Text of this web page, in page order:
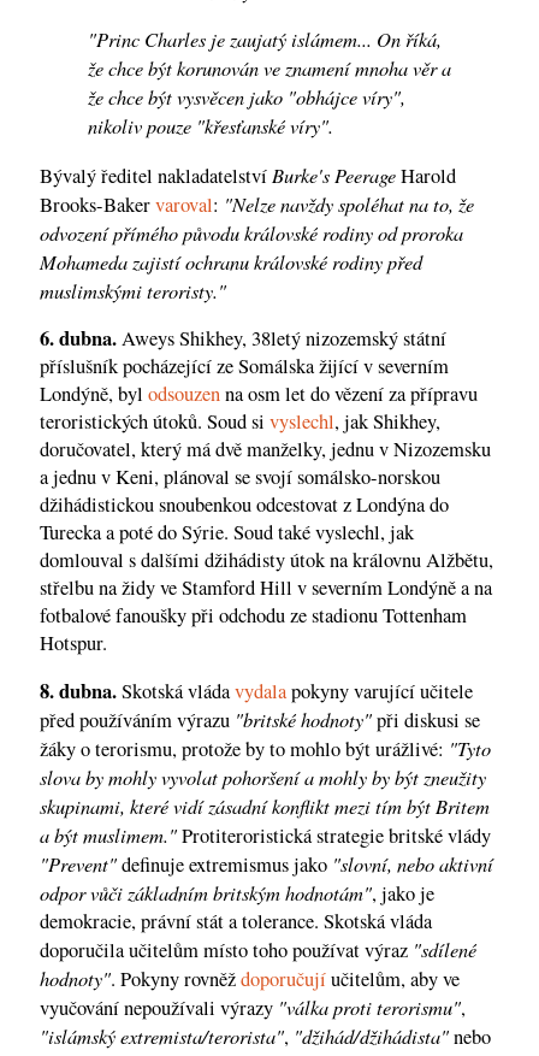
"Princ Charles je zaujatý islámem... On říká,
že chce být korunován ve znamení mnoha věr a
že chce být vysvěcen jako "obhájce víry",
nikoliv pouze "křesťanské víry".
Bývalý ředitel nakladatelství Burke's PeerageHarold
Brooks-Bakervaroval: "Nelze navždy spoléhat na to, že
odvození přímého původu královské rodiny od proroka
Mohameda zajistí ochranu královské rodiny před
muslimskými teroristy."
6. dubna.Aweys Shikhey, 38letý nizozemský státní
příslušník pocházející ze Somálska žijící v severním
Londýně, byl odsouzenna osm let do vězení za přípravu
teroristických útoků. Soud si vyslechl, jak Shikhey,
doručovatel, který má dvě manželky, jednu v Nizozemsku
a jednu v Keni, plánoval se svojí somálsko-norskou
džihádistickou snoubenkou odcestovat z Londýna do
Turecka a poté do Sýrie. Soud také vyslechl, jak
domlouval s dalšími džihádisty útok na královnu Alžbětu,
střelbu na židy ve Stamford Hill v severním Londýně a na
fotbalové fanoušky při odchodu ze stadionu Tottenham
Hotspur.
8. dubna.Skotská vládavydalapokyny varující učitele
před používáním výrazu "britské hodnoty"při diskusi se
žáky o terorismu, protože by to mohlo být urážlivé: "Tyto
slova by mohly vyvolat pohoršení a mohly by být zneužity
skupinami, které vidí zásadní konflikt mezi tím být Britem
a být muslimem."Protiteroristická strategie britské vlády
"Prevent"definuje extremismus jako "slovní, nebo aktivní
odpor vůči základním britským hodnotám", jako je
demokracie, právní stát a tolerance. Skotská vláda
doporučila učitelům místo toho používat výraz "sdílené
hodnoty". Pokyny rovněždoporučujíučitelům, aby ve
vyučování nepoužívali výrazy "válka proti terorismu",
"islámský extremista/terorista", "džihád/džihádista"nebo